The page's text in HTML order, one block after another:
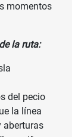
momentos
la ruta:
del pecio
la línea
aberturas